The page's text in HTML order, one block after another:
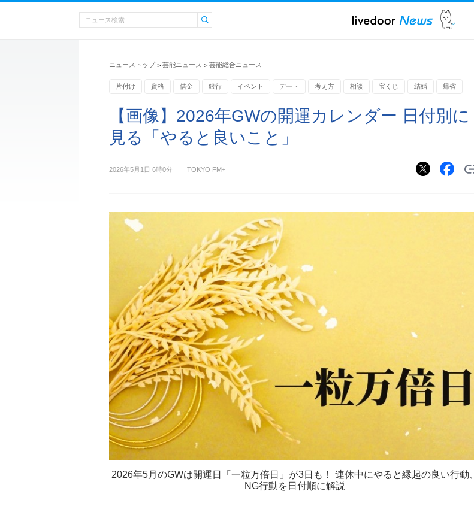
ニューストップ > 芸能ニュース > 芸能総合ニュース
片付け 資格 借金 銀行 イベント デート 考え方 相談 宝くじ 結婚 帰省
【画像】2026年GWの開運カレンダー 日付別に
見る「やると良いこと」
2026年5月1日 6時0分 TOKYO FM+
2026年5月のGWは開運日「一粒万倍日」が3日も！ 連休中にやると縁起の良い行動、
NG行動を日付順に解説